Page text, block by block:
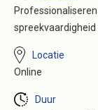
Locatie
Online
Duur